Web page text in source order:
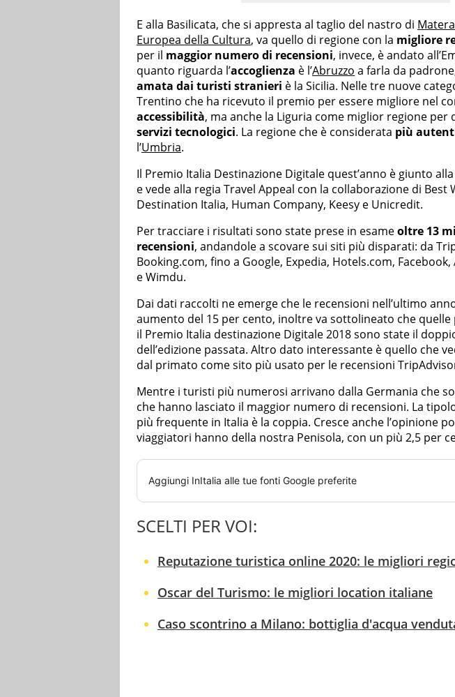
E alla Basilicata, che si appresta al taglio del nastro di
Europea della Cultura, va quello di regione con la migliore
per il maggior numero di recensioni, invece, è andato
quanto riguarda l’accoglienza è l’Abruzzo a farla da
amata dai turisti stranieri è la Sicilia. Nelle tre nuove
Trentino che ha ricevuto il premio per essere migliore nel
accessibilità, ma anche la Liguria come miglior regione per
servizi tecnologici. La regione che è considerata più
l’Umbria.
Il Premio Italia Destinazione Digitale quest’anno è giunto
e vede alla regia Travel Appeal con la collaborazione di Best
Destination Italia, Human Company, Keesy e Unicredit.
Per tracciare i risultati sono state prese in esameoltre 13
recensioni, andandole a scovare sui siti più disparati: da
Booking.com, fino a Google, Expedia, Hotels.com,
e Wimdu.
Dai dati raccolti ne emerge che le recensioni nell’ultimo
aumento del 15 per cento, inoltre va sottolineato che quelle
il Premio Italia destinazione Digitale 2018 sono state il
dell’edizione passata. Altro dato interessante è quello che
dal primato come sito più usato per le recensioni
Mentre i turisti più numerosi arrivano dalla Germania che
che hanno lasciato il maggior numero di recensioni. La
più frequente in Italia è la coppia. Cresce anche l’opinione
viaggiatori hanno della nostra Penisola, con un più 2,5 per
Aggiungi InItalia alle tue fonti Google preferite
SCELTI PER VOI:
Reputazione turistica online 2020: le migliori
Oscar del Turismo: le migliori location italiane
Caso scontrino a Milano: bottiglia d'acqua